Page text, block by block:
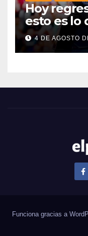
Hoy
esto es lo
esta
4 DE AGOSTO
Funciona gracias a